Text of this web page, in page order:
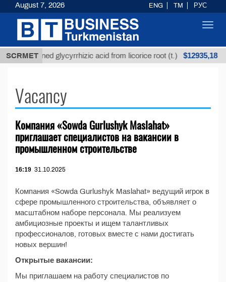
SCRMET
Unrefined glycyrrhizic acid from licorice root (t.) $12935,18
Vacancy
Компания «Sowda Gurlushyk Maslahat»
приглашает специалистов на вакансии в
промышленном строительстве
16:19 31.10.2025
Компания «Sowda Gurlushyk Maslahat» ведущий игрок в
сфере промышленного строительства, объявляет о
масштабном наборе персонала. Мы реализуем
амбициозные проекты и ищем талантливых
профессионалов, готовых вместе с нами достигать
новых вершин!
Открытые вакансии:
Мы приглашаем на работу специалистов по
August 7, 2026 ENG TM РУС